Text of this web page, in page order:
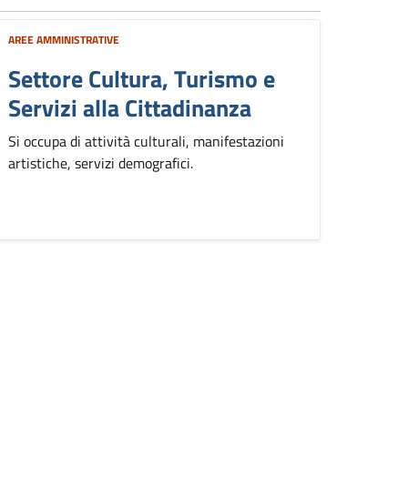
AREE AMMINISTRATIVE
Settore Cultura, Turismo e
Servizi alla Cittadinanza
Si occupa di attività culturali, manifestazioni
artistiche, servizi demografici.